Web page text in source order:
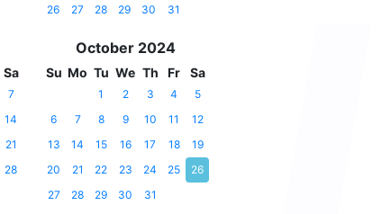
26
27 28 29 30 31
Sa
7
14
21
28
October 2024
Su Mo Tu We Th Fr Sa
1 2 3 4
5
6
7 8 9 10 11
12
13
14 15 16 17 18
19
20
21 22 23 24 25
26
27
28 29 30 31